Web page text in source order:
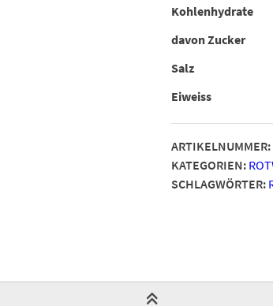
Kohlenhydrate
davon Zucker
Salz
Eiweiss
ARTIKELNUMMER:
KATEGORIEN:
SCHLAGWÖRTER: